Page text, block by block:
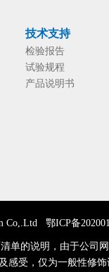
技术支持
检验报告
试验规程
产品说明书
Co,.Ltd 鄂ICP备
的说明，由于公司
受，仅为一般性修